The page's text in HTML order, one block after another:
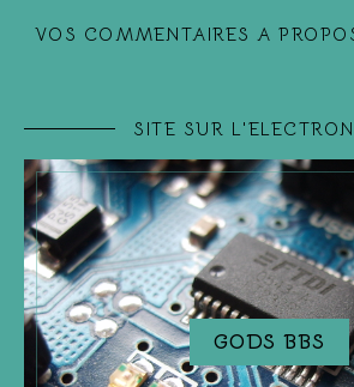
VOS COMMENTAIRES A
SITE SUR
GODS BBS